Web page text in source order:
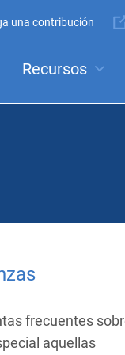
una contribución
Recursos
frecuentes
aquellas